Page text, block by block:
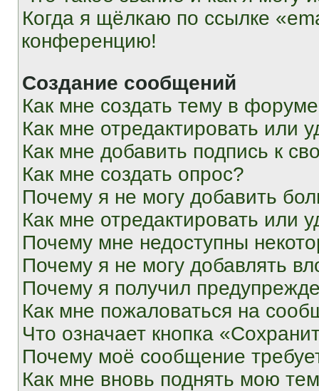
Когда я щёлкаю по ссылке
конференцию!
Создание сообщений
Как мне создать тему в
Как мне отредактировать или
Как мне добавить подпись к
Как мне создать опрос?
Почему я не могу добавить
Как мне отредактировать или
Почему мне недоступны
Почему я не могу добавлять
Почему я получил
Как мне пожаловаться на
Что означает кнопка
Почему моё сообщение
Как мне вновь поднять мою